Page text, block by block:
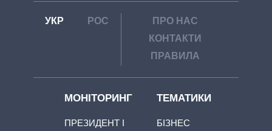
УКР РОС
ПРО НАС
КОНТАКТИ
ПРАВИЛА
МОНІТОРИНГ
ПРЕЗИДЕНТ І
ТЕМАТИКИ
БІЗНЕС